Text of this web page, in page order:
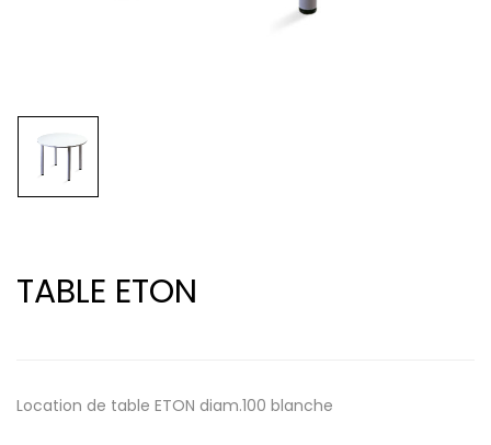
TABLE ETON
Location de table ETON diam.100 blanche